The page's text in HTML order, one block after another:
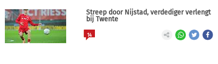
Streep door Nijstad, verdediger verlengt
bij Twente
14